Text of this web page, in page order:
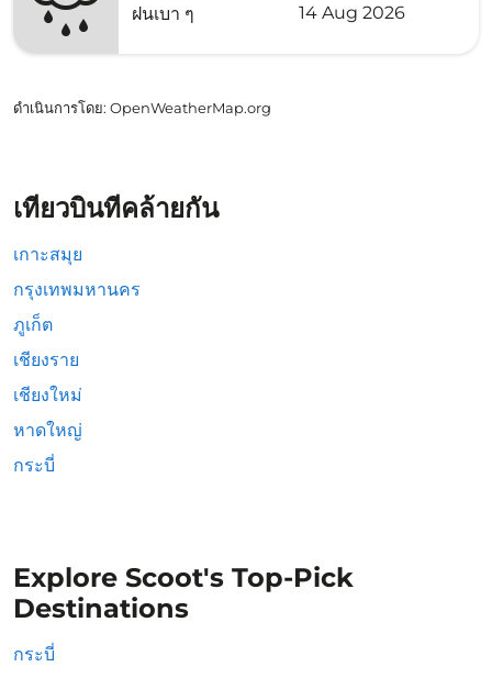
ฝนเบา ๆ
14 Aug 2026
ดำเนินการโดย: OpenWeatherMap.org
เที่ยวบินที่คล้ายกัน
เกาะสมุย
กรุงเทพมหานคร
ภูเก็ต
เชียงราย
เชียงใหม่
หาดใหญ่
กระบี่
Explore Scoot's Top-Pick
Destinations
กระบี่